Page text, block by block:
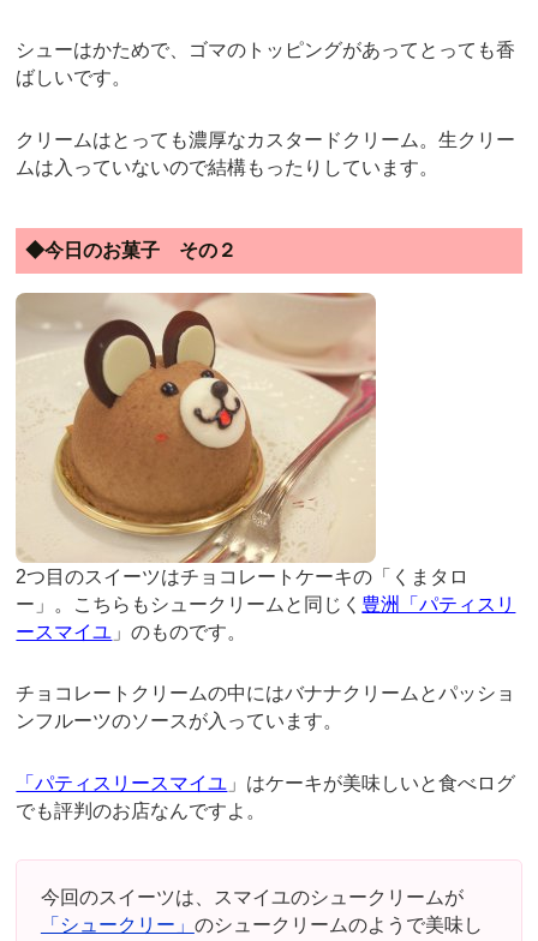
シューはかためで、ゴマのトッピングがあってとっても香
ばしいです。
クリームはとっても濃厚なカスタードクリーム。生クリー
ムは入っていないので結構もったりしています。
◆今日のお菓子 その２
2つ目のスイーツはチョコレートケーキの「くまタロ
ー」。こちらもシュークリームと同じく 豊洲「パティスリ
ースマイユ 」のものです。
チョコレートクリームの中にはバナナクリームとパッショ
ンフルーツのソースが入っています。
「パティスリースマイユ 」はケーキが美味しいと食べログ
でも評判のお店なんですよ。
今回のスイーツは、スマイユのシュークリームが
「シュークリー」 のシュークリームのようで美味し